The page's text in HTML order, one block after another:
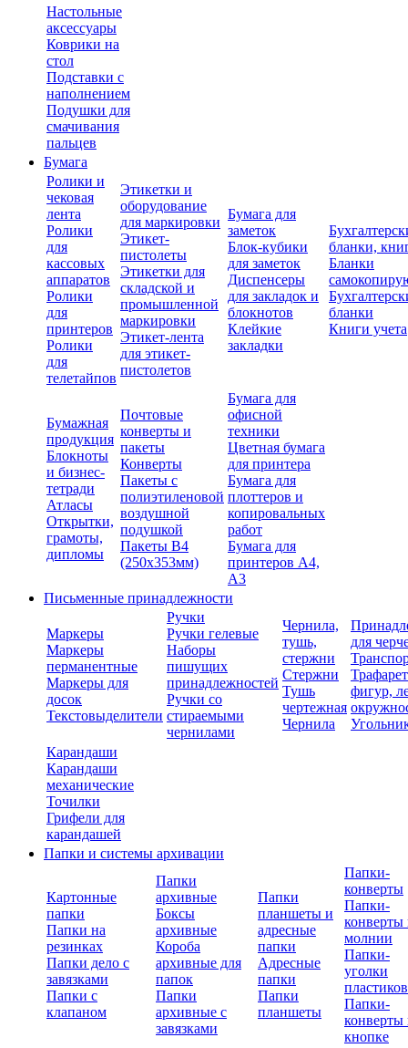
Настольные
аксессуары
Коврики на
стол
Подставки с
наполнением
Подушки для
смачивания
пальцев
Бумага
Ролики и
чековая
лента
Ролики
для
кассовых
аппаратов
Ролики
для
принтеров
Ролики
для
телетайпов
Этикетки и
оборудование
для маркировки
Этикет-
пистолеты
Этикетки для
складской и
промышленной
маркировки
Этикет-лента
для этикет-
пистолетов
Бумага для
заметок
Блок-кубики
для заметок
Диспенсеры
для закладок и
блокнотов
Клейкие
закладки
бланки,
Бланки
бланки
Книги учета
Бумажная
продукция
Блокноты
и бизнес-
тетради
Атласы
Открытки,
грамоты,
дипломы
Почтовые
конверты и
пакеты
Конверты
Пакеты с
полиэтиленовой
воздушной
подушкой
Пакеты В4
(250х353мм)
Бумага для
офисной
техники
Цветная бумага
для принтера
Бумага для
плоттеров и
копировальных
работ
Бумага для
принтеров А4,
А3
Письменные принадлежности
Маркеры
Маркеры
перманентные
Маркеры для
досок
Текстовыделители
Ручки
Ручки гелевые
Наборы
пишущих
принадлежностей
Ручки со
стираемыми
чернилами
Чернила,
тушь,
стержни
Стержни
Тушь
чертежная
Чернила
для
фигур,
Карандаши
Карандаши
механические
Точилки
Грифели для
карандашей
Папки и системы архивации
Картонные
папки
Папки на
резинках
Папки дело с
завязками
Папки с
клапаном
Папки
архивные
Боксы
архивные
Короба
архивные для
папок
Папки
архивные с
завязками
Папки
планшеты и
адресные
папки
Адресные
папки
Папки
планшеты
Папки-
конверты
Папки-
конверты
молнии
Папки-
уголки
Папки-
конверты
кнопке